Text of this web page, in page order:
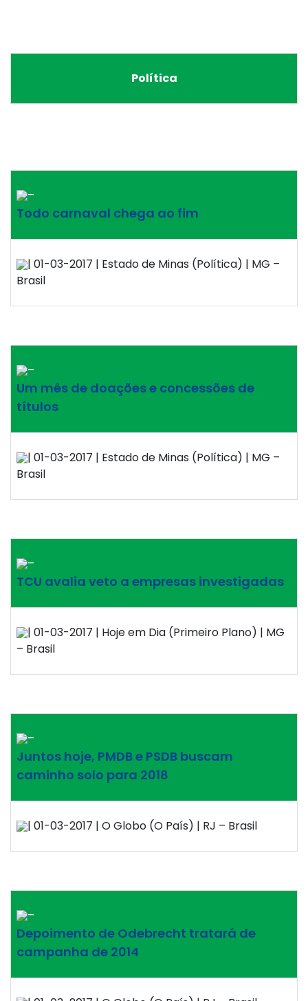
Política
–
Todo carnaval chega ao fim
| 01-03-2017 | Estado de Minas (Política) | MG –
Brasil
–
Um mês de doações e concessões de
títulos
| 01-03-2017 | Estado de Minas (Política) | MG –
Brasil
–
TCU avalia veto a empresas investigadas
| 01-03-2017 | Hoje em Dia (Primeiro Plano) | MG
– Brasil
–
Juntos hoje, PMDB e PSDB buscam
caminho solo para 2018
| 01-03-2017 | O Globo (O País) | RJ – Brasil
–
Depoimento de Odebrecht tratará de
campanha de 2014